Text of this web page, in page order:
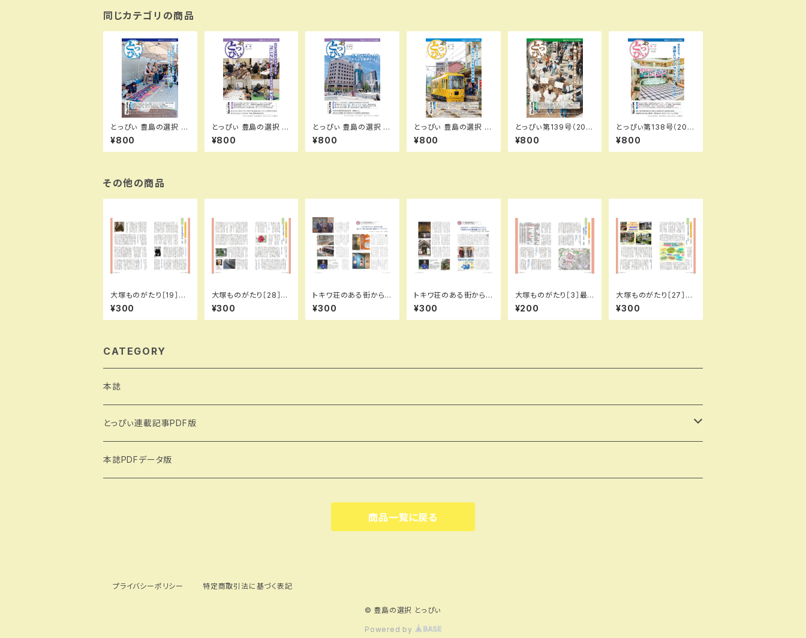
同じカテゴリの商品
とっぴぃ 豊島の選択 秋
号（2025.11月 第141
号）PDFデータ版
¥800
とっぴぃ 豊島の選択 夏
号 （2025.9月 第140
号）PDFデータ版
¥800
とっぴぃ 豊島の選択 初
夏号 （2026.7月 第14
5号）PDFデータ版
¥800
とっぴぃ 豊島の選択 春
号 （2026.5月 第144
号）PDFデータ版
¥800
とっぴぃ第139号（202
5年7月）PDFデータ版
¥800
とっぴぃ第138号（202
5年5月）PDFデータ版
¥800
その他の商品
大塚ものがたり［19］大
塚花街は噺家の街…の
巻／城所信英（とっぴぃ
126号）
¥300
大塚ものがたり［28］我
が街の宝物探し…の巻
【其の弐】／城所信英
（とっぴぃ135号）
¥300
トキワ荘のある街から［1
1］「トキワ荘のアニキ・
寺田ヒロオ展」藤子不
二雄Ⓐ先生登場、感動
¥300
トキワ荘のある街から［1
7］【番外編】もう一つの
テラさんイベント「寺田
ヒロオの世界展」のこと
¥300
大塚ものがたり［3］最
初に墓地と監獄がやっ
てきた…の巻／城所信
英（とっぴぃ110号）
¥200
大塚ものがたり［27］我
が街の宝物探し…の巻
【其の壱】／城所信英
（とっぴぃ134号）
¥300
CATEGORY
本誌
とっぴぃ連載記事PDF版
大塚ものがたり（著：城所信英）
本誌PDFデータ版
商品一覧に戻る
プライバシーポリシー 特定商取引法に基づく表記
© 豊島の選択 とっぴぃ
Powered by